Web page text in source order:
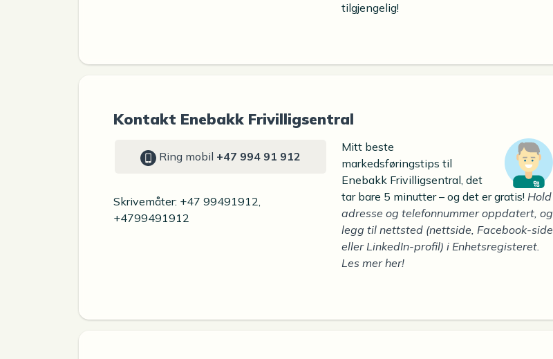
tilgjengelig!
Kontakt Enebakk Frivilligsentral
Ring mobil +47 994 91 912
Skrivemåter: +47 99491912,
+4799491912
Mitt beste
markedsføringstips til
Enebakk Frivilligsentral, det
tar bare 5 minutter – og det er gratis! Hold
adresse og telefonnummer oppdatert, og
legg til nettsted (nettside, Facebook-side
eller LinkedIn-profil) i Enhetsregisteret.
Les mer her!